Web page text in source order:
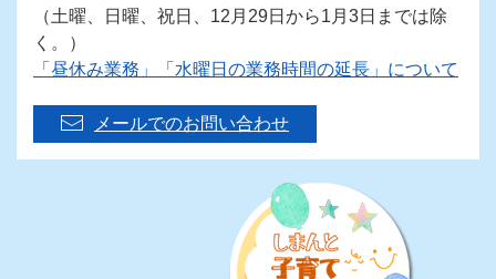
（土曜、日曜、祝日、12月29日から1月3日までは除
く。）
「昼休み業務」「水曜日の業務時間の延長」について
メールでのお問い合わせ